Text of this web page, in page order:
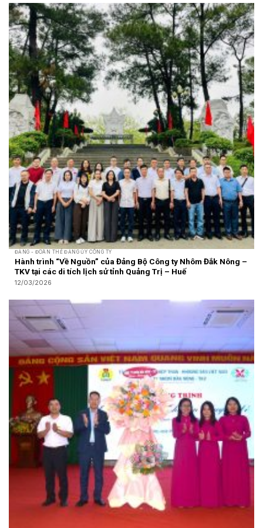
ĐẢNG - ĐOÀN THỂ ĐẢNG ỦY CÔNG TY
Hành trình “Về Nguồn” của Đảng Bộ Công ty Nhôm Đắk Nông –
TKV tại các di tích lịch sử tỉnh Quảng Trị – Huế
12/03/2026